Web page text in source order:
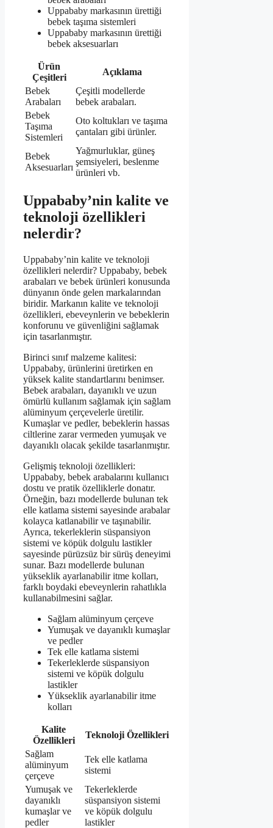
Uppababy markasının ürettiği
bebek taşıma sistemleri
Uppababy markasının ürettiği
bebek aksesuarları
Ürün
Çeşitleri
Açıklama
Bebek
Arabaları
Çeşitli modellerde
bebek arabaları.
Bebek
Taşıma
Sistemleri
Oto koltukları ve taşıma
çantaları gibi ürünler.
Bebek
Aksesuarları
Yağmurluklar, güneş
şemsiyeleri, beslenme
ürünleri vb.
Uppababy’nin kalite ve
teknoloji özellikleri
nelerdir?
Uppababy’nin kalite ve teknoloji
özellikleri nelerdir? Uppababy, bebek
arabaları ve bebek ürünleri konusunda
dünyanın önde gelen markalarından
biridir. Markanın kalite ve teknoloji
özellikleri, ebeveynlerin ve bebeklerin
konforunu ve güvenliğini sağlamak
için tasarlanmıştır.
Birinci sınıf malzeme kalitesi:
Uppababy, ürünlerini üretirken en
yüksek kalite standartlarını benimser.
Bebek arabaları, dayanıklı ve uzun
ömürlü kullanım sağlamak için sağlam
alüminyum çerçevelerle üretilir.
Kumaşlar ve pedler, bebeklerin hassas
ciltlerine zarar vermeden yumuşak ve
dayanıklı olacak şekilde tasarlanmıştır.
Gelişmiş teknoloji özellikleri:
Uppababy, bebek arabalarını kullanıcı
dostu ve pratik özelliklerle donatır.
Örneğin, bazı modellerde bulunan tek
elle katlama sistemi sayesinde arabalar
kolayca katlanabilir ve taşınabilir.
Ayrıca, tekerleklerin süspansiyon
sistemi ve köpük dolgulu lastikler
sayesinde pürüzsüz bir sürüş deneyimi
sunar. Bazı modellerde bulunan
yükseklik ayarlanabilir itme kolları,
farklı boydaki ebeveynlerin rahatlıkla
kullanabilmesini sağlar.
Sağlam alüminyum çerçeve
Yumuşak ve dayanıklı kumaşlar
ve pedler
Tek elle katlama sistemi
Tekerleklerde süspansiyon
sistemi ve köpük dolgulu
lastikler
Yükseklik ayarlanabilir itme
kolları
Kalite
Özellikleri
Teknoloji Özellikleri
Sağlam
alüminyum
çerçeve
Tek elle katlama
sistemi
Yumuşak ve
dayanıklı
kumaşlar ve
pedler
Tekerleklerde
süspansiyon sistemi
ve köpük dolgulu
lastikler